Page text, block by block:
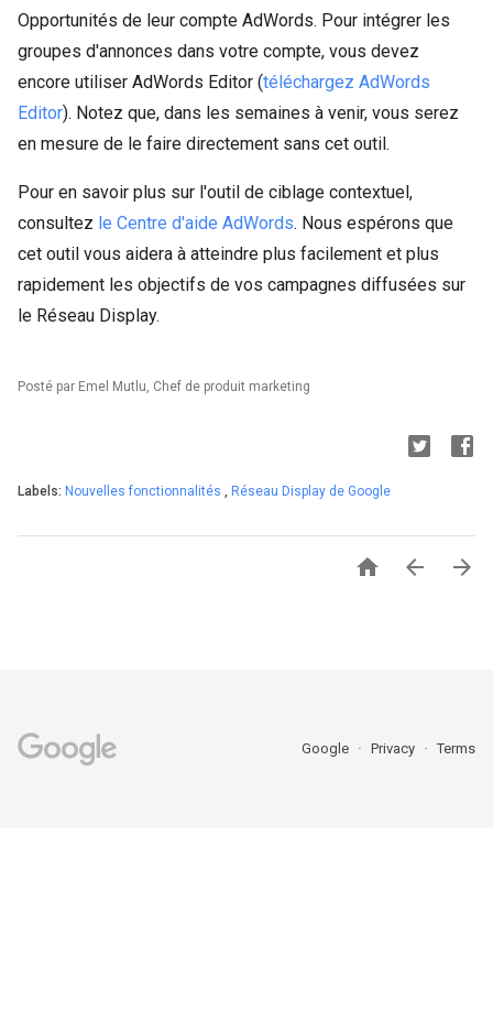
Opportunités de leur compte AdWords. Pour intégrer les
groupes d'annonces dans votre compte, vous devez
encore utiliser AdWords Editor (téléchargez AdWords
Editor). Notez que, dans les semaines à venir, vous serez
en mesure de le faire directement sans cet outil.
Pour en savoir plus sur l'outil de ciblage contextuel,
consultez le Centre d'aide AdWords. Nous espérons que
cet outil vous aidera à atteindre plus facilement et plus
rapidement les objectifs de vos campagnes diffusées sur
le Réseau Display.
Posté par Emel Mutlu, Chef de produit marketing
Labels: Nouvelles fonctionnalités , Réseau Display de Google
  
Google Privacy Terms